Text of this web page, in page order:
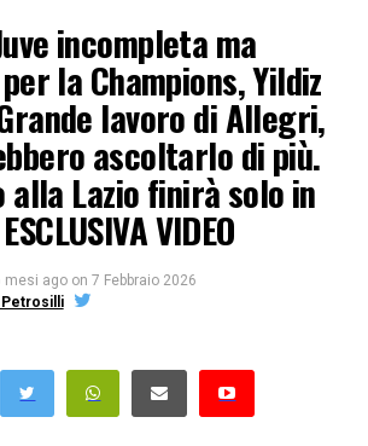
incompleta ma
la Champions, Yildiz
lavoro di Allegri,
ascoltarlo di più.
alla Lazio finirà solo in
VIDEO
mesi ago on 7 Febbraio 2026